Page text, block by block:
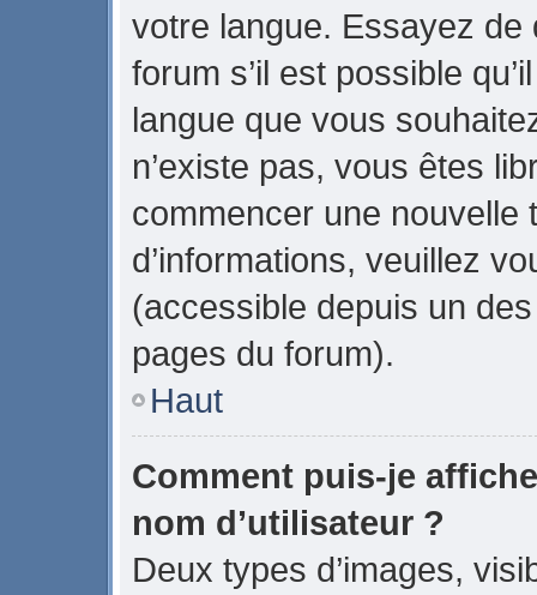
votre langue. Essayez
forum s’il est possible
langue que vous
n’existe pas, vous êtes
commencer une nouvelle
d’informations, veuillez
(accessible depuis un
pages du forum).
Haut
Comment puis-je
nom d’utilisateur ?
Deux types d’images,